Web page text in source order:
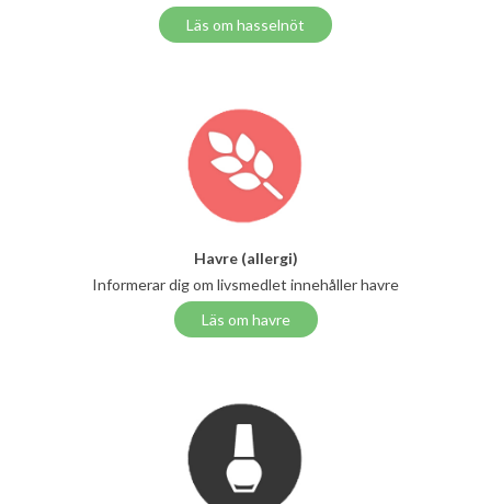
Läs om hasselnöt
Havre (allergi)
Informerar dig om livsmedlet innehåller havre
Läs om havre